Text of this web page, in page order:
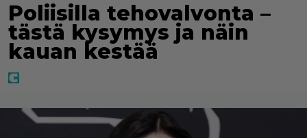
Poliisilla tehovalvonta –
tästä kysymys ja näin
kauan kestää